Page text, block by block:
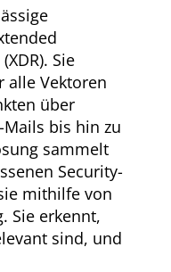
Sie
alle Vektoren
über
Mails bis hin zu
sammelt
Security-
mithilfe von
Sie erkennt,
sind, und